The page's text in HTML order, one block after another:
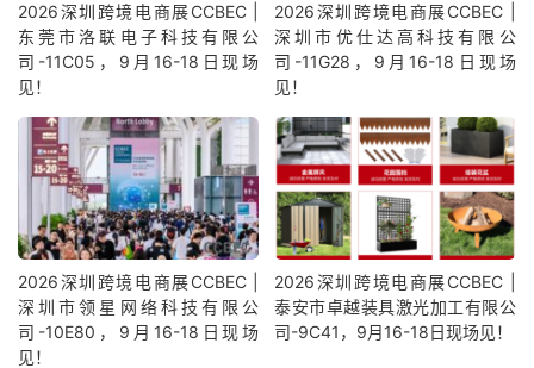
2026深圳跨境电商展CCBEC |
东莞市洛联电子科技有限公
司-11C05，9月16-18日现场
见！
2026深圳跨境电商展CCBEC |
深圳市优仕达高科技有限公
司-11G28，9月16-18日现场
见！
2026深圳跨境电商展CCBEC |
深圳市领星网络科技有限公
司-10E80，9月16-18日现场
见！
2026深圳跨境电商展CCBEC |
泰安市卓越装具激光加工有限公
司-9C41，9月16-18日现场见！